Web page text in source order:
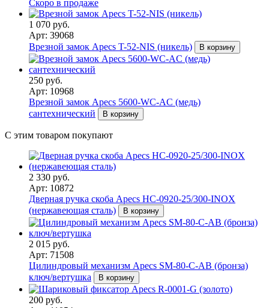
Скоро в продаже
1 070 руб.
Арт: 39068
Врезной замок Apecs T-52-NIS (никель)
В корзину
250 руб.
Арт: 10968
Врезной замок Apecs 5600-WC-AC (медь)
сантехнический
В корзину
С этим товаром покупают
2 330 руб.
Арт: 10872
Дверная ручка скоба Apecs HC-0920-25/300-INOX
(нержавеющая сталь)
В корзину
2 015 руб.
Арт: 71508
Цилиндровый механизм Apecs SM-80-C-AB (бронза)
ключ/вертушка
В корзину
200 руб.